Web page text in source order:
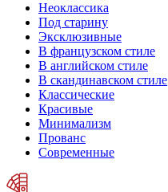
Неоклассика
Под старину
Эксклюзивные
В французском стиле
В английском стиле
В скандинавском стиле
Классические
Красивые
Минимализм
Прованс
Современные